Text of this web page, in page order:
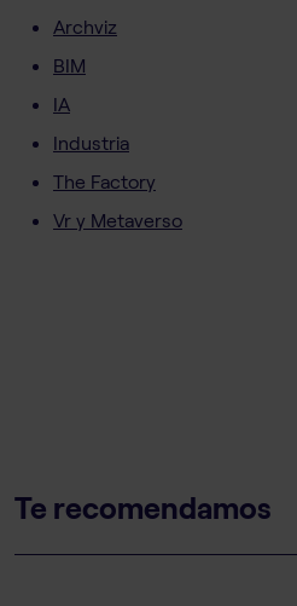
Archviz
BIM
IA
Industria
The Factory
Vr y Metaverso
Te recomendamos